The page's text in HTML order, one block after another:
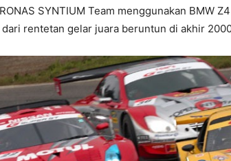
SYNTIUM Team menggunakan BMW
rentetan gelar juara beruntun di akhir